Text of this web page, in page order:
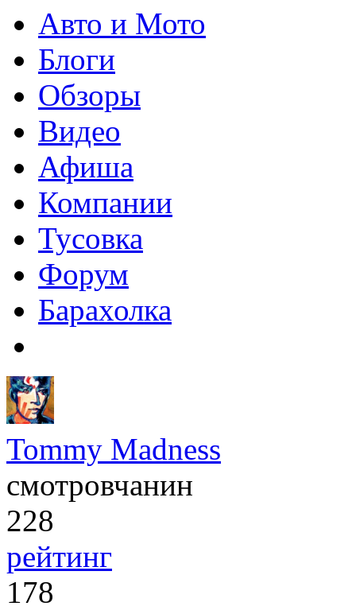
Авто и Мото
Блоги
Обзоры
Видео
Афиша
Компании
Тусовка
Форум
Барахолка
Tommy Madness
смотровчанин
228
рейтинг
178